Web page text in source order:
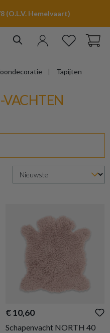
(O.L.V. Hemelvaart)
Tapijten
€ 10,60
Schapenvacht NORTH 40